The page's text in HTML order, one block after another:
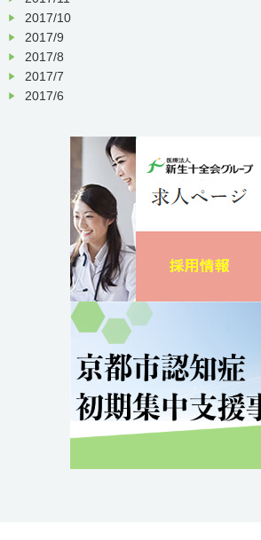
2017/10
2017/9
2017/8
2017/7
2017/6